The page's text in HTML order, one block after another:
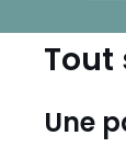
Tout
Une